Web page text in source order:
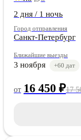
2 дня / 1 ночь
Город отправления
Санкт-Петербург
Ближайшие выезды
3 ноября +60 дат
от 16 450 ₽17